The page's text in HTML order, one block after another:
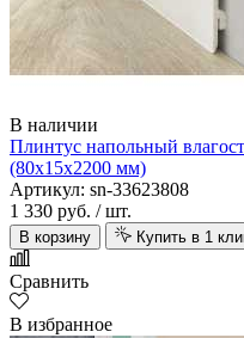
В наличии
Плинтус напольный
(80х15х2200 мм)
Артикул: sn-33623808
1 330 руб. / шт.
В корзину Купить в 1
Сравнить
В избранное